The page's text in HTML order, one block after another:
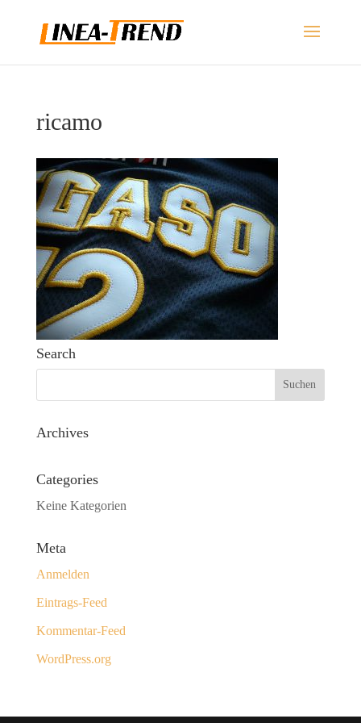
ricamo
Search
Archives
Categories
Keine Kategorien
Meta
Anmelden
Eintrags-Feed
Kommentar-Feed
WordPress.org